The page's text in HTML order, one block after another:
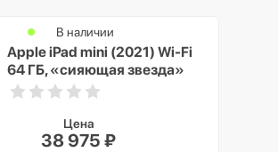
Apple iPad mini (2021) Wi-Fi
64 ГБ, «сияющая звезда»
В наличии
Цена
38 975 ₽